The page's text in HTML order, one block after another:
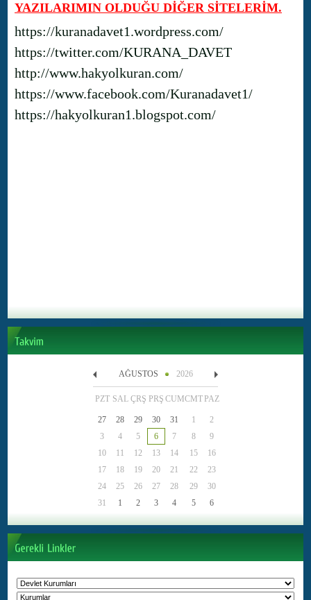
YAZILARIMIN OLDUĞU DİĞER SİTELERİM.
https://kuranadavet1.wordpress.com/
https://twitter.com/KURANA_DAVET
http://www.hakyolkuran.com/
https://www.facebook.com/Kuranadavet1/
https://hakyolkuran1.blogspot.com/